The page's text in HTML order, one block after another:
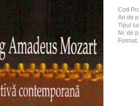
Cod
An de
Tipul
Nr. de
Format: